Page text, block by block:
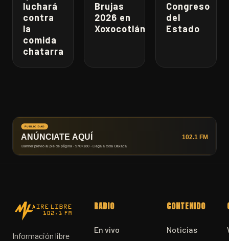
luchará
contra
la
comida
chatarra
Brujas
2026 en
Xoxocotlán
Congreso
del
Estado
Información libre
RADIO
En vivo
CONTENIDO
Noticias